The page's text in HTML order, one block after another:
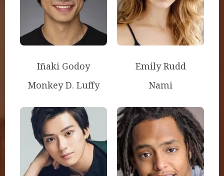
Iñaki Godoy
Monkey D. Luffy
Emily Rudd
Nami